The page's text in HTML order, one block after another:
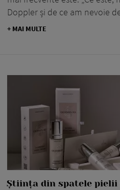
Doppler și de ce am nevoie
+ MAI MULTE
Știința din spatele pielii